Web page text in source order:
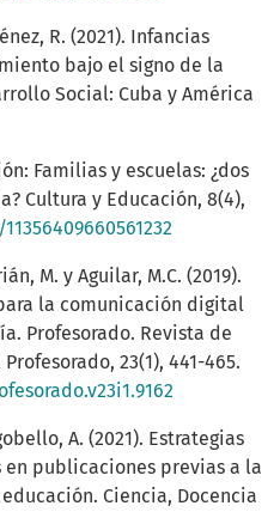
R. (2021). Infancias
bajo el signo de la
Social: Cuba y América
Familias y escuelas: ¿dos
Cultura y Educación, 8(4),
M. y Aguilar, M.C. (2019).
la comunicación digital
Profesorado. Revista de
23(1), 441-465.
A. (2021). Estrategias
en publicaciones previas a la
Ciencia, Docencia